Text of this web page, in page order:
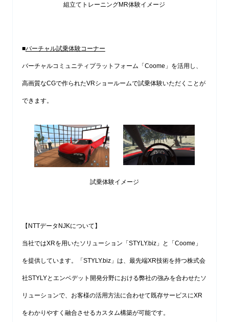
組立てトレーニングMR体験イメージ
■バーチャル試乗体験コーナー
バーチャルコミュニティプラットフォーム「Coome」を活用し、
高画質なCGで作られたVRショールームで試乗体験いただくことが
できます。
試乗体験イメージ
【NTTデータNJKについて】
当社ではXRを用いたソリューション「STYLY.biz」と「Coome」
を提供しています。「STYLY.biz」は、最先端XR技術を持つ株式会
社STYLYとエンベデット開発分野における弊社の強みを合わせたソ
リューションで、お客様の活用方法に合わせて既存サービスにXR
をわかりやすく融合させるカスタム構築が可能です。